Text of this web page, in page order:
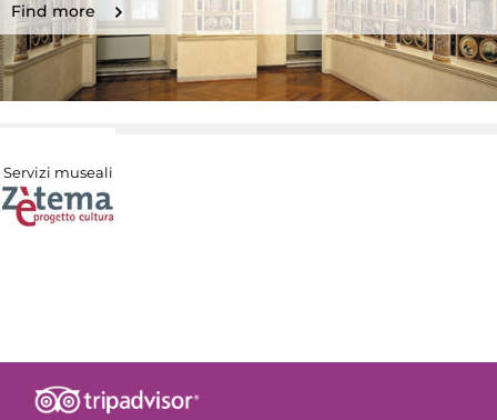
Find more
Servizi museali